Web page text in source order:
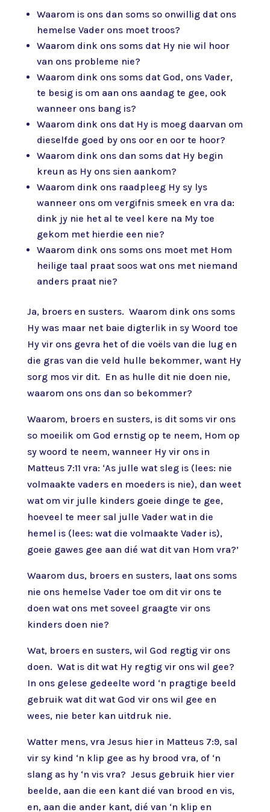
Waarom is ons dan soms so onwillig dat ons
hemelse Vader ons moet troos?
Waarom dink ons soms dat Hy nie wil hoor
van ons probleme nie?
Waarom dink ons soms dat God, ons Vader,
te besig is om aan ons aandag te gee, ook
wanneer ons bang is?
Waarom dink ons dat Hy is moeg daarvan om
dieselfde goed by ons oor en oor te hoor?
Waarom dink ons dan soms dat Hy begin
kreun as Hy ons sien aankom?
Waarom dink ons raadpleeg Hy sy lys
wanneer ons om vergifnis smeek en vra da:
dink jy nie het al te veel kere na My toe
gekom met hierdie een nie?
Waarom dink ons soms ons moet met Hom
heilige taal praat soos wat ons met niemand
anders praat nie?
Ja, broers en susters. Waarom dink ons soms
Hy was maar net baie digterlik in sy Woord toe
Hy vir ons gevra het of die voëls van die lug en
die gras van die veld hulle bekommer, want Hy
sorg mos vir dit. En as hulle dit nie doen nie,
waarom ons ons dan so bekommer?
Waarom, broers en susters, is dit soms vir ons
so moeilik om God ernstig op te neem, Hom op
sy woord te neem, wanneer Hy vir ons in
Matteus 7:11 vra: ‘As julle wat sleg is (lees: nie
volmaakte vaders en moeders is nie), dan weet
wat om vir julle kinders goeie dinge te gee,
hoeveel te meer sal julle Vader wat in die
hemel is (lees: wat die volmaakte Vader is),
goeie gawes gee aan dié wat dit van Hom vra?’
Waarom dus, broers en susters, laat ons soms
nie ons hemelse Vader toe om dit vir ons te
doen wat ons met soveel graagte vir ons
kinders doen nie?
Wat, broers en susters, wil God regtig vir ons
doen. Wat is dit wat Hy regtig vir ons wil gee?
In ons gelese gedeelte word ‘n pragtige beeld
gebruik wat dit wat God vir ons wil gee en
wees, nie beter kan uitdruk nie.
Watter mens, vra Jesus hier in Matteus 7:9, sal
vir sy kind ‘n klip gee as hy brood vra, of ‘n
slang as hy ‘n vis vra? Jesus gebruik hier vier
beelde, aan die een kant dié van brood en vis,
en, aan die ander kant, dié van ‘n klip en